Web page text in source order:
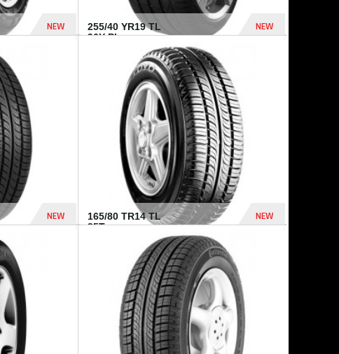
NEW
255/40 YR19 TL
96Y PI...
NEW
1 771 Dhs
NEW
165/80 TR14 TL
85T...
NEW
458 Dhs